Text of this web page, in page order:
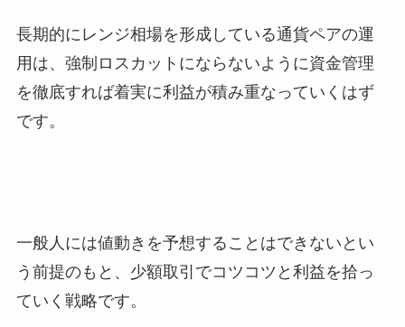
長期的にレンジ相場を形成している通貨ペアの運
用は、強制ロスカットにならないように資金管理
を徹底すれば着実に利益が積み重なっていくはず
です。
一般人には値動きを予想することはできないとい
う前提のもと、少額取引でコツコツと利益を拾っ
ていく戦略です。